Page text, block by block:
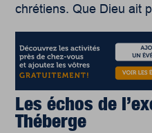
chrétiens. Que Dieu ait
Les échos de
Théberge